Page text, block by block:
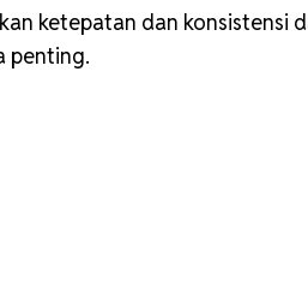
ketepatan dan konsistensi
penting.